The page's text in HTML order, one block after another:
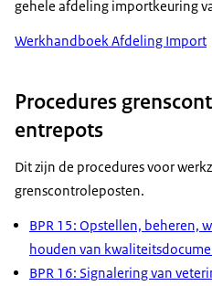
gehele afdeling importkeuring
Werkhandboek Afdeling Import
Procedures
entrepots
Dit zijn de procedures voor
grenscontroleposten.
BPR 15: Opstellen, beheren,
houden van
BPR 16: Signalering van